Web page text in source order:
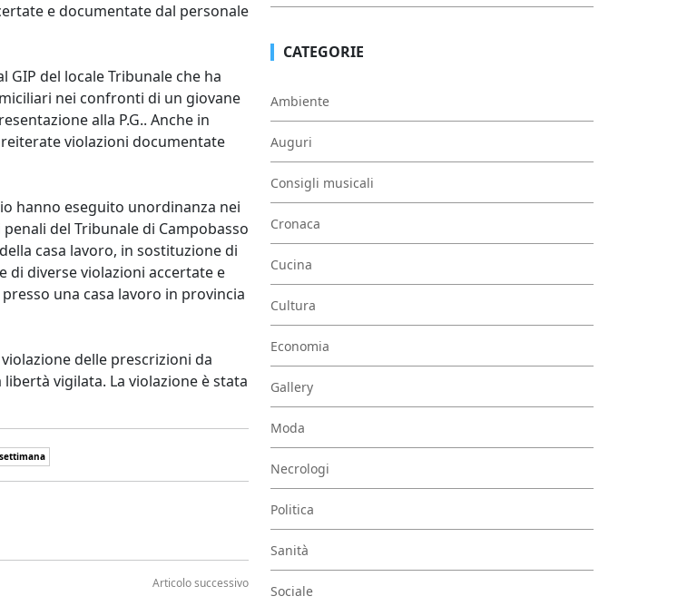
e documentate dal personale
del locale Tribunale che ha
nei confronti di un giovane
alla P.G.. Anche in
violazioni documentate
hanno eseguito unordinanza nei
del Tribunale di Campobasso
casa lavoro, in sostituzione di
di diverse violazioni accertate e
una casa lavoro in provincia
delle prescrizioni da
vigilata. La violazione è stata
Articolo successivo
CATEGORIE
Ambiente
Auguri
Consigli musicali
Cronaca
Cucina
Cultura
Economia
Gallery
Moda
Necrologi
Politica
Sanità
Sociale